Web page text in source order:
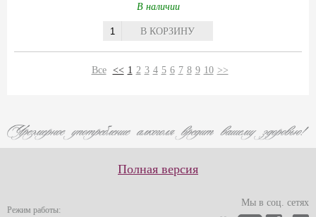
В наличии
В КОРЗИНУ
Все << 1 2 3 4 5 6 7 8 9 10 >>
Полная версия
Режим работы:
Мы в соц. сетях